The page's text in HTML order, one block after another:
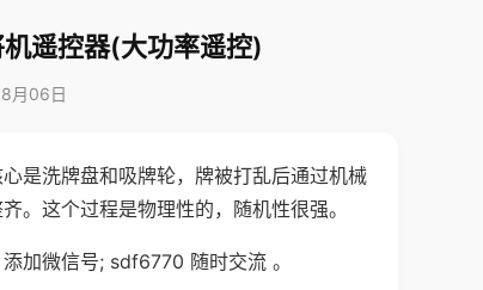
遥控器(大功率遥控)
月06日
是洗牌盘和吸牌轮，牌被打乱后通过机械
。这个过程是物理性的，随机性很强。
加微信号; sdf6770 随时交流 。